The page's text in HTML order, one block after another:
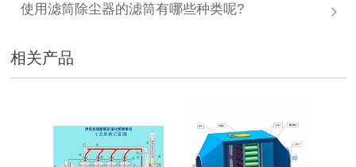
使用滤筒除尘器的滤筒有哪些种类呢?
相关产品